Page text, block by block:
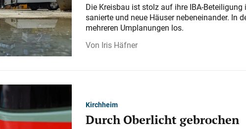
Die Kreisbau ist stolz auf ihre IBA-
sanierte und neue Häuser nebeneinander. In
mehreren Umplanungen los.
Iris Häfner
Kirchheim
Durch Oberlicht gebrochen